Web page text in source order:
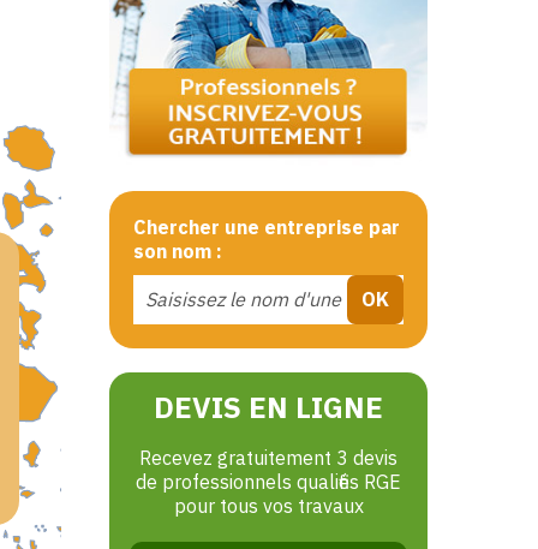
Chercher une entreprise par
son nom :
DEVIS EN LIGNE
Recevez gratuitement 3 devis
de professionnels qualifiés RGE
pour tous vos travaux